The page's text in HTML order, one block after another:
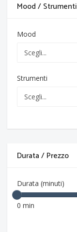
Mood / Strumenti
Mood
Strumenti
Durata / Prezzo
Durata (minuti)
0 min